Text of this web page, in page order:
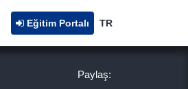
Eğitim Portalı TR
Paylaş: